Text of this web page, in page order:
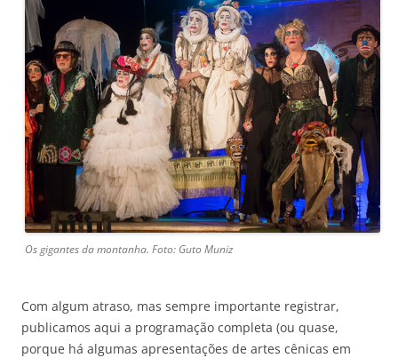
Os gigantes da montanha. Foto: Guto Muniz
Com algum atraso, mas sempre importante registrar,
publicamos aqui a programação completa (ou quase,
porque há algumas apresentações de artes cênicas em